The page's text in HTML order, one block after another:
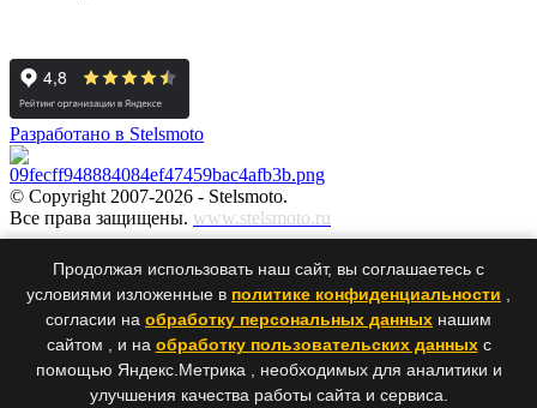
Разработано в Stelsmoto
© Copyright 2007-2026 - Stelsmoto.
Все права защищены. www.stelsmoto.ru
Информация, размещенная на сайте, не является публичной
офертой
Продолжая использовать наш сайт, вы соглашаетесь с
условиями изложенные в политике конфиденциальности
согласии на обработку персональных данных нашим
сайтом , и на обработку пользовательских данныхс
помощью Яндекс.Метрика , необходимых для аналитики и
улучшения качества работы сайта и сервиса.